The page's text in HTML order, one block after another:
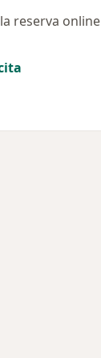
reserva online